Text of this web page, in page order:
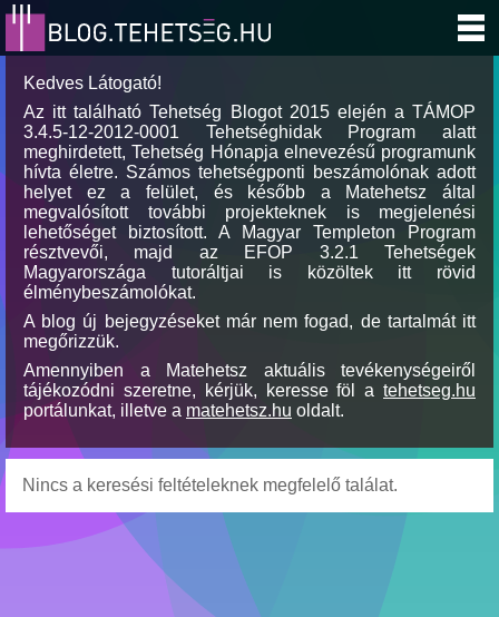
Kedves Látogató!
Az itt található Tehetség Blogot 2015 elején a TÁMOP
3.4.5-12-2012-0001 Tehetséghidak Program alatt
meghirdetett, Tehetség Hónapja elnevezésű programunk
hívta életre. Számos tehetségponti beszámolónak adott
helyet ez a felület, és később a Matehetsz által
megvalósított további projekteknek is megjelenési
lehetőséget biztosított. A Magyar Templeton Program
résztvevői, majd az EFOP 3.2.1 Tehetségek
Magyarországa tutoráltjai is közöltek itt rövid
élménybeszámolókat.
A blog új bejegyzéseket már nem fogad, de tartalmát itt
megőrizzük.
Amennyiben a Matehetsz aktuális tevékenységeiről
tájékozódni szeretne, kérjük, keresse föl a tehetseg.hu
portálunkat, illetve a matehetsz.hu oldalt.
Nincs a keresési feltételeknek megfelelő találat.